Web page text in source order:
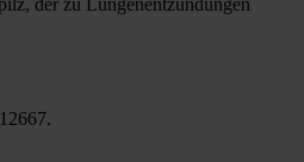
der zu Lungenentzündungen